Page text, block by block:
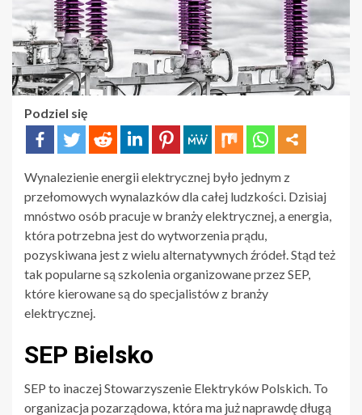
Podziel się
Wynalezienie energii elektrycznej było jednym z
przełomowych wynalazków dla całej ludzkości. Dzisiaj
mnóstwo osób pracuje w branży elektrycznej, a energia,
która potrzebna jest do wytworzenia prądu,
pozyskiwana jest z wielu alternatywnych źródeł. Stąd też
tak popularne są szkolenia organizowane przez SEP,
które kierowane są do specjalistów z branży
elektrycznej.
SEP Bielsko
SEP to inaczej Stowarzyszenie Elektryków Polskich. To
organizacja pozarządowa, która ma już naprawdę długą